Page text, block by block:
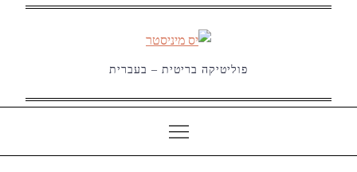
פוליטיקה בריטית – בעברית